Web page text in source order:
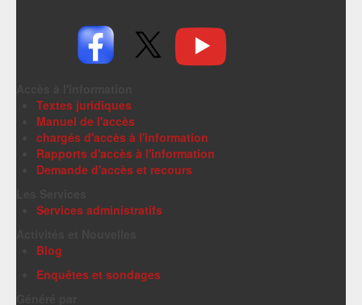
Textes juridiques
Manuel de l'accès
chargés d'accès à l'information
Rapports d'accès à l'information
Demande d'accès et recours
Services administratifs
Blog
Enquêtes et sondages